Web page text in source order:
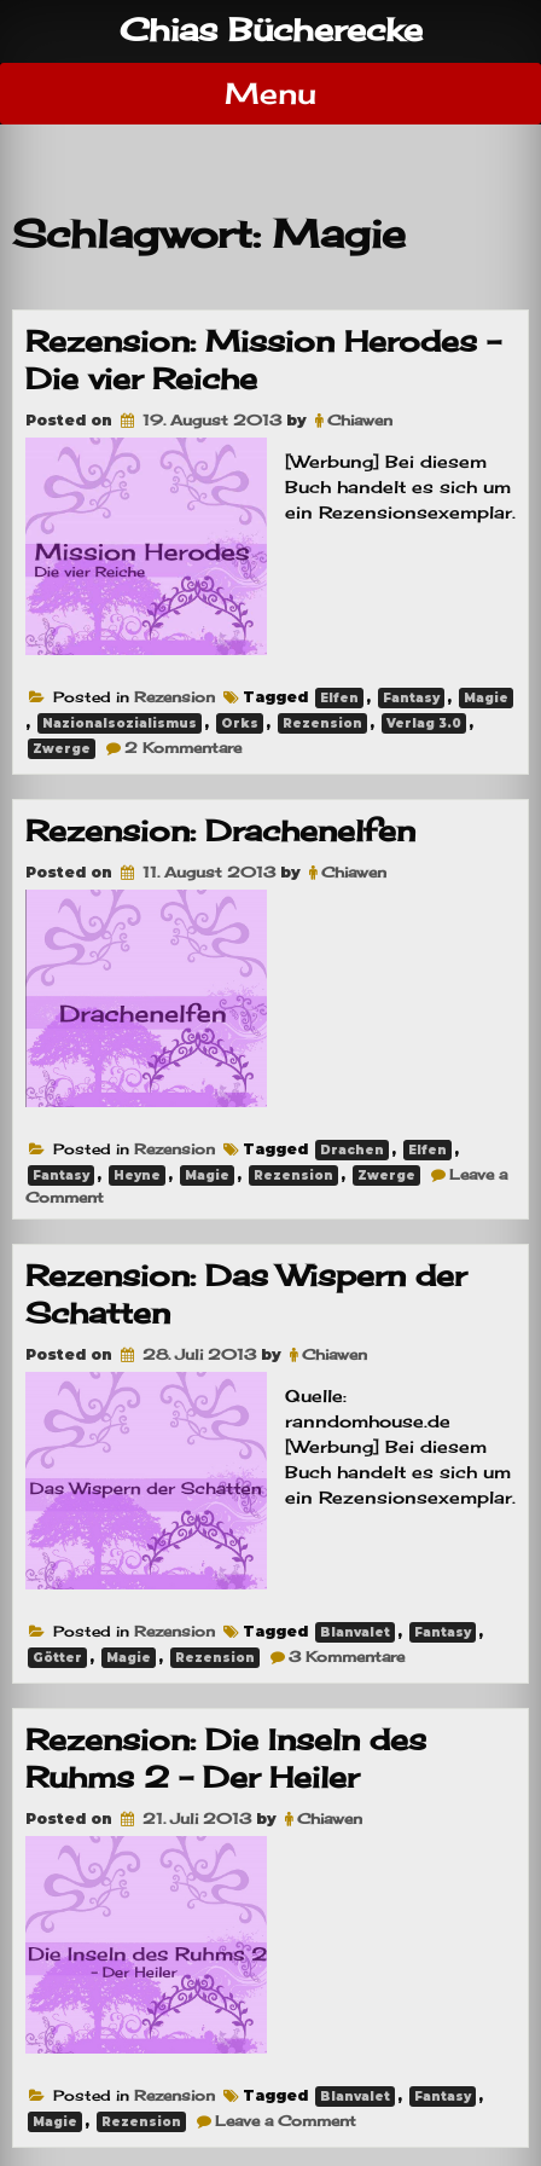
content
Chias Bücherecke
Menu
Schlagwort: Magie
Rezension: Mission Herodes –
Die vier Reiche
Posted on 19. August 2013by Chiawen
[Werbung] Bei diesem
Buch handelt es sich um
ein Rezensionsexemplar.
Posted in Rezension Tagged Elfen , Fantasy , Magie
, Nazionalsozialismus , Orks , Rezension , Verlag 3.0 ,
Zwerge 2 Kommentarezu
Herodes
Die
Reiche
Rezension: Drachenelfen
Posted on 11. August 2013by Chiawen
Posted in Rezension Tagged Drachen , Elfen ,
Fantasy , Heyne , Magie , Rezension , Zwerge
Leave a
Commenton
Rezension: Das Wispern der
Schatten
Posted on 28. Juli 2013by Chiawen
Quelle:
ranndomhouse.de
[Werbung] Bei diesem
Buch handelt es sich um
ein Rezensionsexemplar.
Posted in Rezension Tagged Blanvalet , Fantasy ,
Götter , Magie , Rezension 3 Kommentarezu
Wispern
Schatten
Rezension: Die Inseln des
Ruhms 2 – Der Heiler
Posted on 21. Juli 2013by Chiawen
Posted in Rezension Tagged Blanvalet , Fantasy ,
Magie , Rezension Leave a Commenton